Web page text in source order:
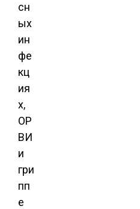
сн
ых
ин
фе
кц
ия
х,
ОР
ВИ
и
гри
пп
е